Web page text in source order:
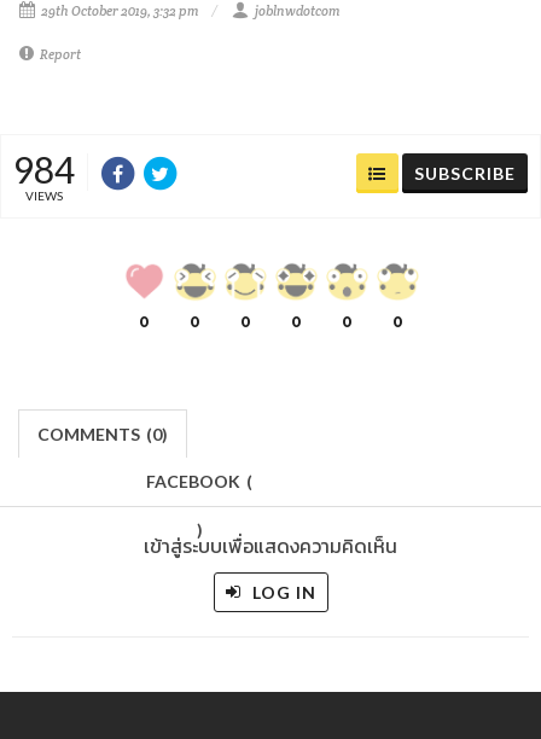
29th October 2019, 3:32 pm joblnwdotcom
Report
984
VIEWS
SUBSCRIBE
0 0 0 0 0 0
COMMENTS (0)
FACEBOOK (
)
เข้าสู่ระบบเพื่อแสดงความคิดเห็น
LOG IN